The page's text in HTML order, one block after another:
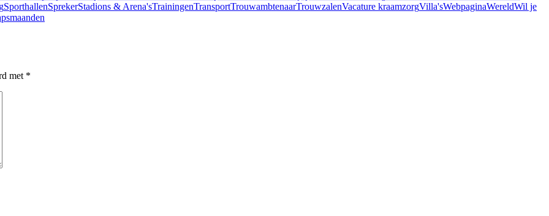
SporthallenSprekerStadions & Arena'sTrainingenTransportTrouwambtenaarTrouwzalenVacature kraamzorgVilla'sWebpaginaWereldWil je
met *